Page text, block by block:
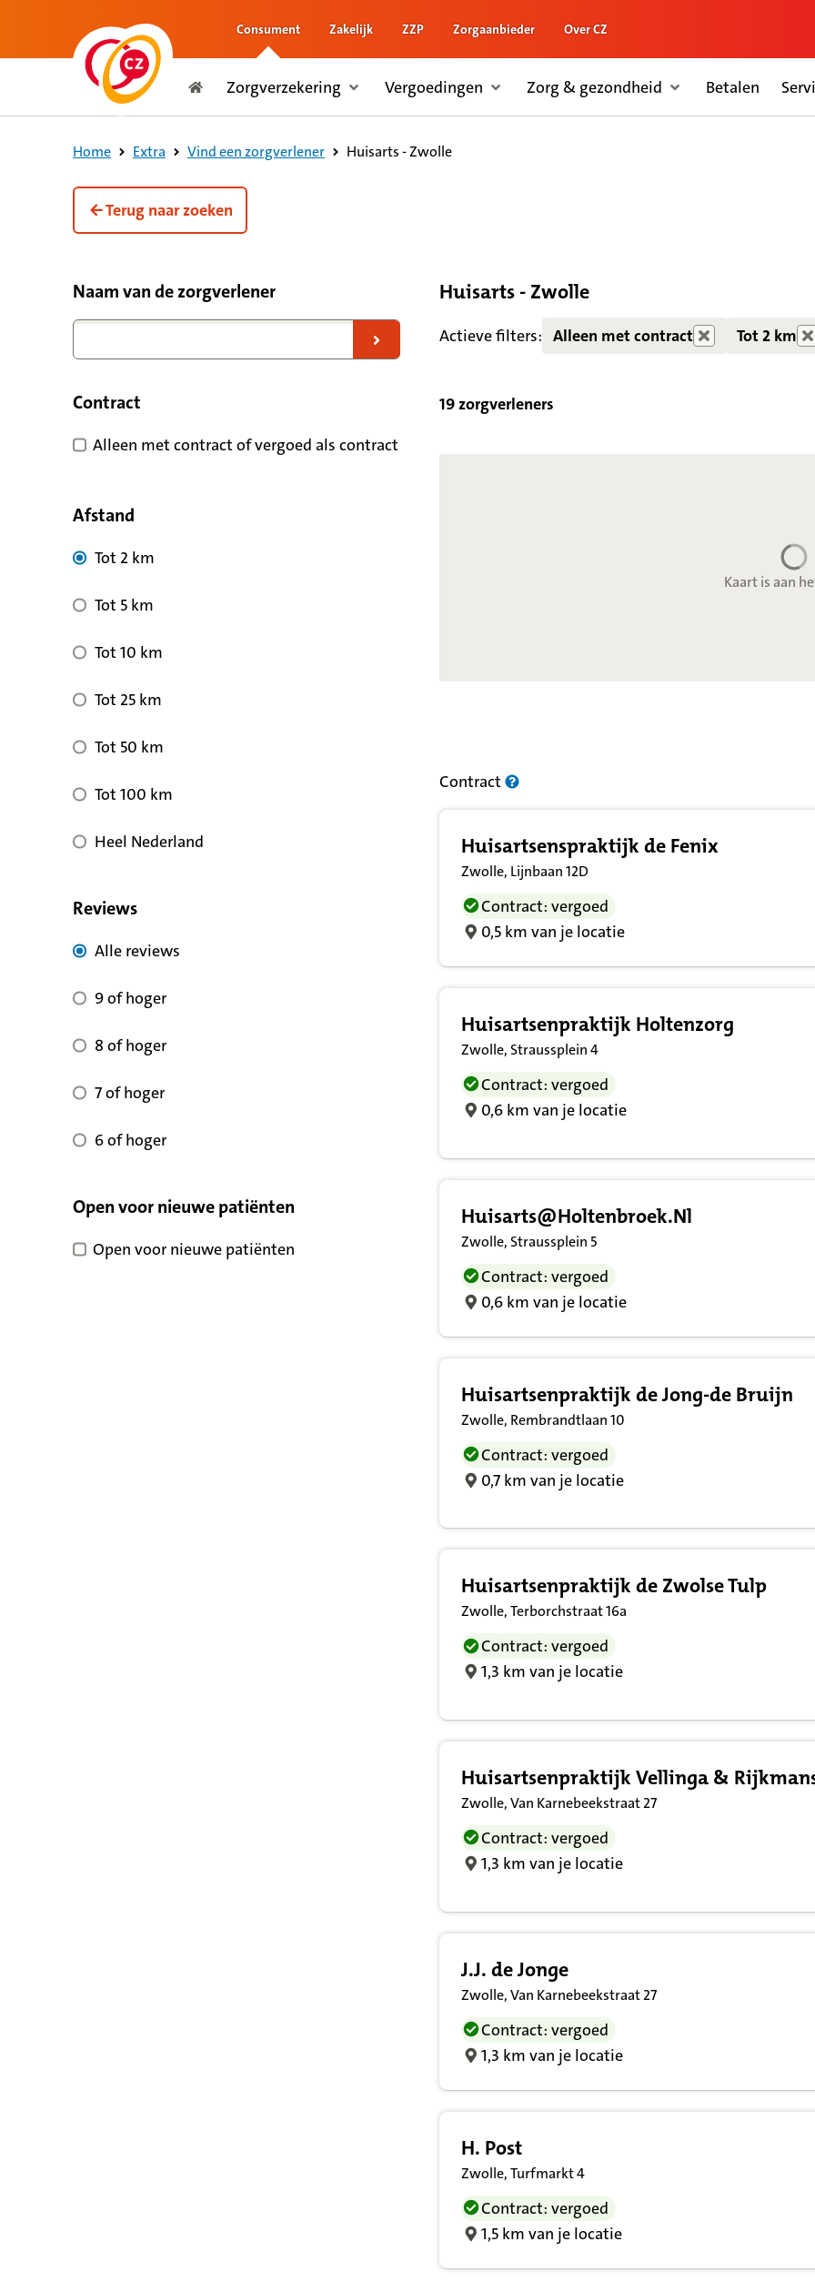
de inhoud
Consument Zakelijk ZZP Zorgaanbieder Over CZ
Consument
Zorgverzekering Vergoedingen Zorg & gezondheid Betalen
Home Extra Vind een zorgverlener Huisarts - Zwolle
Terug naar zoeken
Huisarts - Zwolle
Naar zoekresultaten
Filteropties voor zorgverleners
Naam van de zorgverlener
Contract
Alleen met contract of vergoed als contract
Afstand
Tot 2 km
Tot 5 km
Tot 10 km
Tot 25 km
Tot 50 km
Tot 100 km
Heel Nederland
Reviews
Alle reviews voor kwaliteit
Alle reviews
9 of hoger voor reviewscore
9 of hoger
8 of hoger voor reviewscore
8 of hoger
7 of hoger voor reviewscore
7 of hoger
6 of hoger voor reviewscore
6 of hoger
Open voor nieuwe patiënten
Open voor nieuwe patiënten
Actieve filters: Alleen met contract Tot 2 km
Kaart is aan
19 zorgverleners
Contract
Huisartsenspraktijk de Fenix
Zwolle, Lijnbaan 12D
Contract: vergoed
0,5 km van je locatie
Huisartsenpraktijk Holtenzorg
Zwolle, Straussplein 4
Contract: vergoed
0,6 km van je locatie
Huisarts@Holtenbroek.Nl
Zwolle, Straussplein 5
Contract: vergoed
0,6 km van je locatie
Huisartsenpraktijk de Jong-de Bruijn
Zwolle, Rembrandtlaan 10
Contract: vergoed
0,7 km van je locatie
Huisartsenpraktijk de Zwolse Tulp
Zwolle, Terborchstraat 16a
Contract: vergoed
1,3 km van je locatie
Huisartsenpraktijk Vellinga &
Zwolle, Van Karnebeekstraat 27
Contract: vergoed
1,3 km van je locatie
J.J. de Jonge
Zwolle, Van Karnebeekstraat 27
Contract: vergoed
1,3 km van je locatie
H. Post
Zwolle, Turfmarkt 4
Contract: vergoed
1,5 km van je locatie